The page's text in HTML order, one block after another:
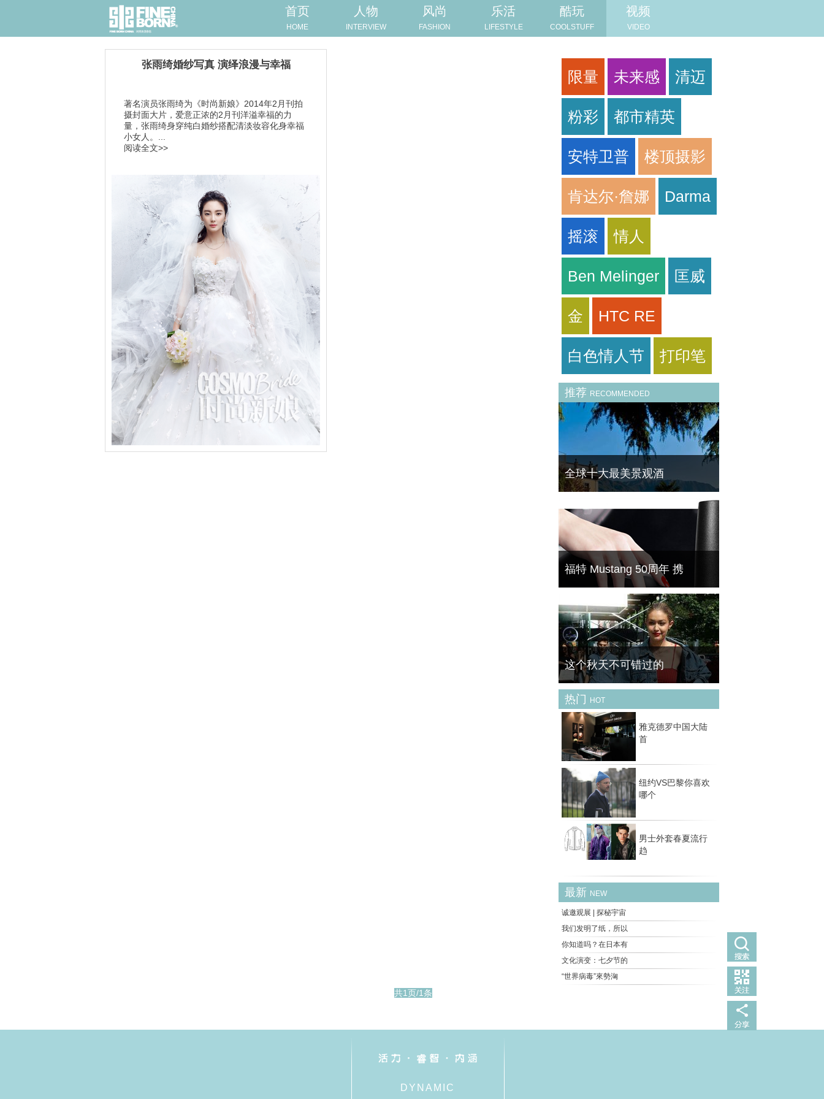
首页
HOME
人物
INTERVIEW
风尚
FASHION
乐活
LIFESTYLE
酷玩
COOLSTUFF
视频
VIDEO
张雨绮婚纱写真 演绎浪漫与幸福
著名演员张雨绮为《时尚新娘》2014年2月刊拍
摄封面大片，爱意正浓的2月刊洋溢幸福的力
量，张雨绮身穿纯白婚纱搭配清淡妆容化身幸福
小女人。...
阅读全文>>
限量 未来感 清迈
粉彩 都市精英
安特卫普 楼顶摄影
肯达尔·詹娜 Darma
摇滚 情人
Ben Melinger 匡威
金 HTC RE
白色情人节 打印笔
推荐 RECOMMENDED
全球十大最美景观酒
旅行时，一间完美的酒店不仅让你身心彻底放
松，还将带给你美妙无比的观景享受。一起来
欣赏下全球最美的十大景观酒店吧！ No.1迪
拜JW万豪侯爵酒店（迪拜，阿拉伯联合酋长
国） 毫
福特 Mustang 50周年 携
菁华（FineBornChina）今天为大家带来的这
一款产品可以说是最奇葩的跨界产物。跑车品
牌与美甲品牌的碰撞能产生怎么样的灵感呢？
一起去先睹为快。
这个秋天不可错过的
天气逐渐转凉，我们开始关注秋天的最新趋势
是什么，当你还在疑问和迷茫的时候，早就有
时尚达人们为我们演绎这个秋天最 IN 的时尚
潮流。来，一起来分享她们最新的秋季新衣
吧。这
热门 HOT
雅克德罗中国大陆
首
纽约VS巴黎你喜欢
哪个
男士外套春夏流行
趋
最新 NEW
诚邀观展 | 探秘宇宙
我们发明了纸，所以
你知道吗？在日本有
文化演变：七夕节的
“世界病毒”來勢洶
共1页/1条
DYNAMIC